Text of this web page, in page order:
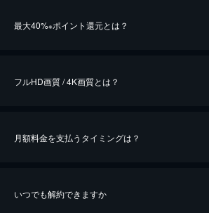
最大40%※ポイント還元とは？
※40％ポイント還元の対象は、クレジットカード決済による
フルHD画質 / 4K画質とは？
月額料金を支払うタイミングは？
いつでも解約できますか